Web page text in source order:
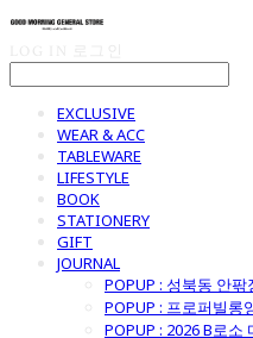
EXCLUSIVE
WEAR & ACC
TABLEWARE
LIFESTYLE
BOOK
STATIONERY
GIFT
JOURNAL
POPUP : 성북동 안팎
POPUP : 프로퍼빌롱
POPUP : 2026 B로소